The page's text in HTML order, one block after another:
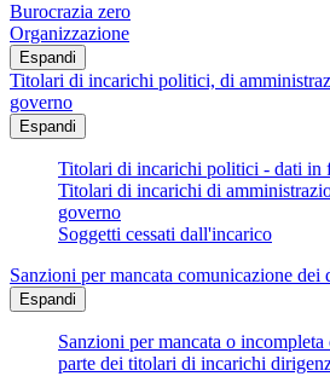
Burocrazia zero
Organizzazione
Espandi
Titolari di incarichi politici, di
governo
Espandi
Titolari di incarichi politici - dati in
Titolari di incarichi di
governo
Soggetti cessati dall'incarico
Sanzioni per mancata comunicazione dei
Espandi
Sanzioni per mancata o
parte dei titolari di incarichi